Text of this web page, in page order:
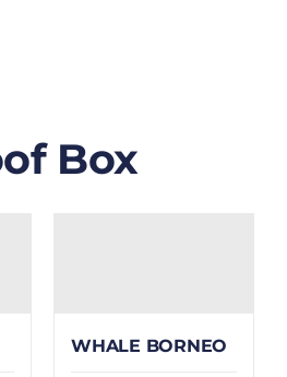
Box
WHALE BORNEO